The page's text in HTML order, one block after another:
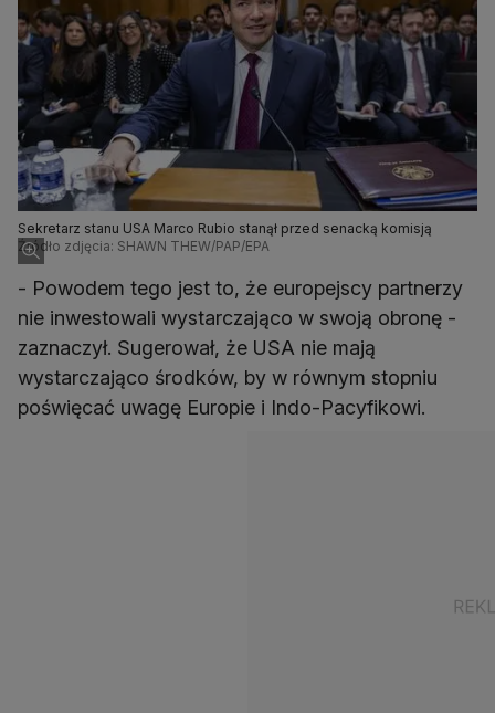
Sekretarz stanu USA Marco Rubio stanął przed senacką komisją
Źródło zdjęcia: SHAWN THEW/PAP/EPA
- Powodem tego jest to, że europejscy partnerzy
nie inwestowali wystarczająco w swoją obronę -
zaznaczył. Sugerował, że USA nie mają
wystarczająco środków, by w równym stopniu
poświęcać uwagę Europie i Indo-Pacyfikowi.